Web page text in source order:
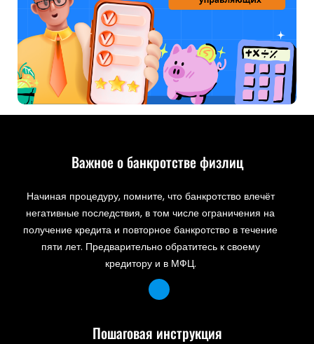
Важное о банкротстве физлиц
Начиная процедуру, помните, что банкротство влечёт
негативные последствия, в том числе ограничения на
получение кредита и повторное банкротство в течение
пяти лет. Предварительно обратитесь к своему
кредитору и в МФЦ.
Пошаговая инструкция